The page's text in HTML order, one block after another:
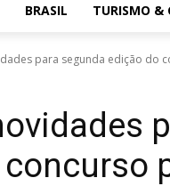
BRASIL TURISMO &
para segunda edição do